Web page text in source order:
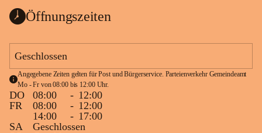
Öffnungszeiten
Geschlossen
Angegebene Zeiten gelten für Post und Bürgerservice. Parteienverkehr Gemeindeamt
Mo - Fr von 08:00 bis 12:00 Uhr.
DO 08:00 - 12:00
FR
08:00 - 12:00
14:00
- 17:00
SA
Geschlossen